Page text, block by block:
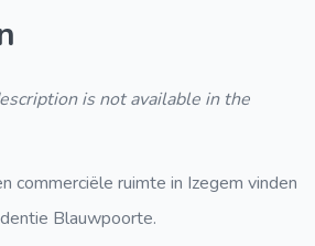
is not available in the
commerciële ruimte in Izegem vinden
Blauwpoorte.